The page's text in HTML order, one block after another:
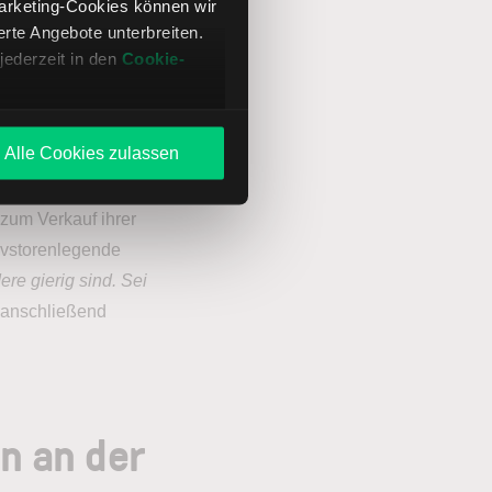
Cookies können wir
Angebote unterbreiten.
in den Cookie-
Alle Cookies zulassen
negativ und eine
nahe Börsenhochs
vorherrscht.
wollen. Damit ist
Verkauf ihrer
gierig sind. Sei
an der